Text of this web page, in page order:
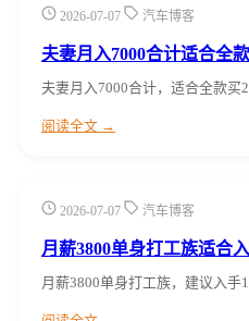
2026-07-07 汽车博客
夫妻月入7000合计适合全
夫妻月入7000合计，适合全款买
阅读全文 →
2026-07-07 汽车博客
月薪3800单身打工族适合
月薪3800单身打工族，建议入手